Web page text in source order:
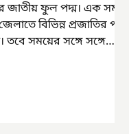
জাতীয় ফুল পদ্ম। এক সময়
বিভিন্ন প্রজাতির পদ্ম
তবে সময়ের সঙ্গে সঙ্গে